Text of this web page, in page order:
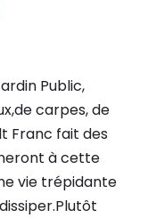
Public,
carpes, de
Franc fait des
à cette
vie trépidante